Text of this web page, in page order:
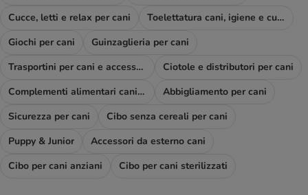
Cucce, letti e relax per cani
Toelettatura cani, igiene e cura
Giochi per cani
Guinzaglieria per cani
Trasportini per cani e accessori viaggio
Ciotole e distributori per cani
Complementi alimentari cani e diete
Abbigliamento per cani
Sicurezza per cani
Cibo senza cereali per cani
Puppy & Junior
Accessori da esterno cani
Cibo per cani anziani
Cibo per cani sterilizzati